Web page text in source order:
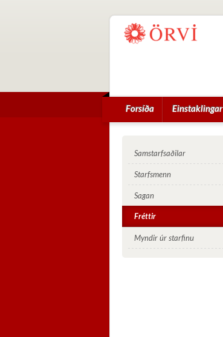
Forsíða Einstaklingar
Samstarfsaðilar
Starfsmenn
Sagan
Fréttir
Myndir úr starfinu